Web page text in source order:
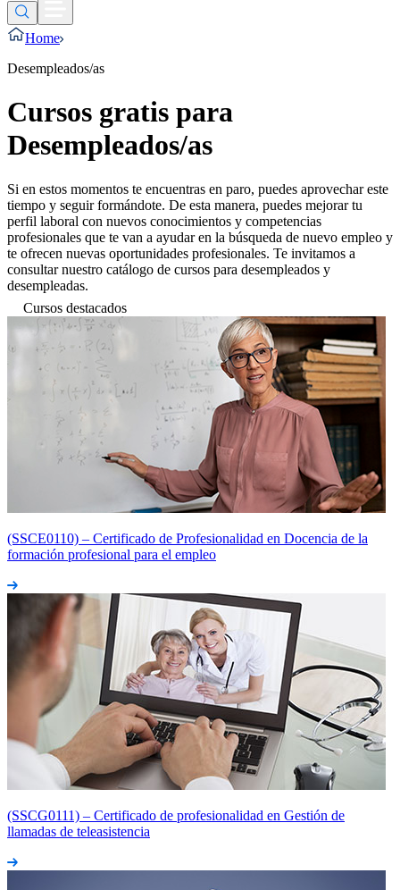
Home
Desempleados/as
Cursos gratis para
Desempleados/as
Si en estos momentos te encuentras en paro, puedes aprovechar este
tiempo y seguir formándote. De esta manera, puedes mejorar tu
perfil laboral con nuevos conocimientos y competencias
profesionales que te van a ayudar en la búsqueda de nuevo empleo y
te ofrecen nuevas oportunidades profesionales. Te invitamos a
consultar nuestro catálogo de cursos para desempleados y
desempleadas.
Cursos destacados
(SSCE0110) – Certificado de Profesionalidad en Docencia de la
formación profesional para el empleo
(SSCG0111) – Certificado de profesionalidad en Gestión de
llamadas de teleasistencia